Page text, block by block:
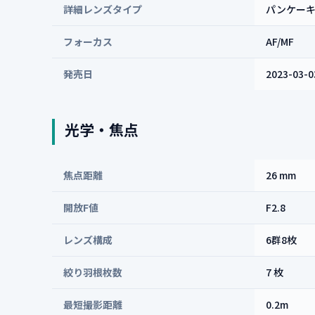
詳細レンズタイプ パンケー
フォーカス AF/MF
発売日 2023-03-
光学・焦点
焦点距離 26 mm
開放F値 F2.8
レンズ構成 6群8枚
絞り羽根枚数 7 枚
最短撮影距離 0.2m